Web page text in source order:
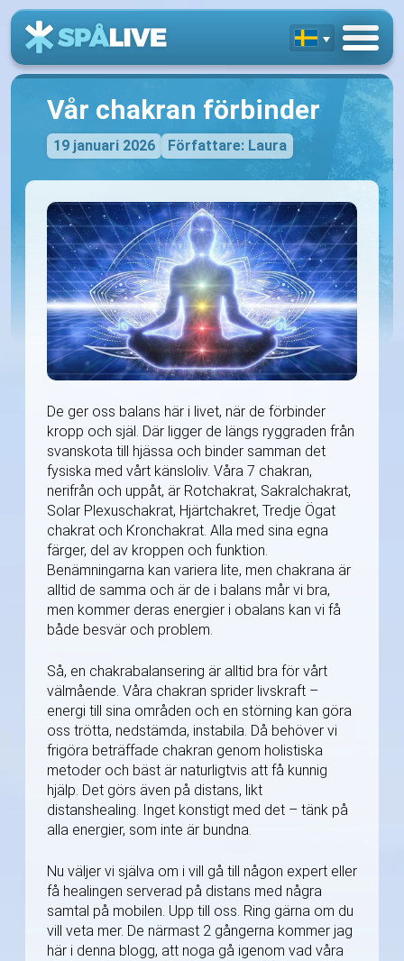
Vår chakran förbinder
19 januari 2026 Författare: Laura
De ger oss balans här i livet, när de förbinder
kropp och själ. Där ligger de längs ryggraden från
svanskota till hjässa och binder samman det
fysiska med vårt känsloliv. Våra 7 chakran,
nerifrån och uppåt, är Rotchakrat, Sakralchakrat,
Solar Plexuschakrat, Hjärtchakret, Tredje Ögat
chakrat och Kronchakrat. Alla med sina egna
färger, del av kroppen och funktion.
Benämningarna kan variera lite, men chakrana är
alltid de samma och är de i balans mår vi bra,
men kommer deras energier i obalans kan vi få
både besvär och problem.
Så, en chakrabalansering är alltid bra för vårt
välmående. Våra chakran sprider livskraft –
energi till sina områden och en störning kan göra
oss trötta, nedstämda, instabila. Då behöver vi
frigöra beträffade chakran genom holistiska
metoder och bäst är naturligtvis att få kunnig
hjälp. Det görs även på distans, likt
distanshealing. Inget konstigt med det – tänk på
alla energier, som inte är bundna.
Nu väljer vi själva om i vill gå till någon expert eller
få healingen serverad på distans med några
samtal på mobilen. Upp till oss. Ring gärna om du
vill veta mer. De närmast 2 gångerna kommer jag
här i denna blogg, att noga gå igenom vad våra